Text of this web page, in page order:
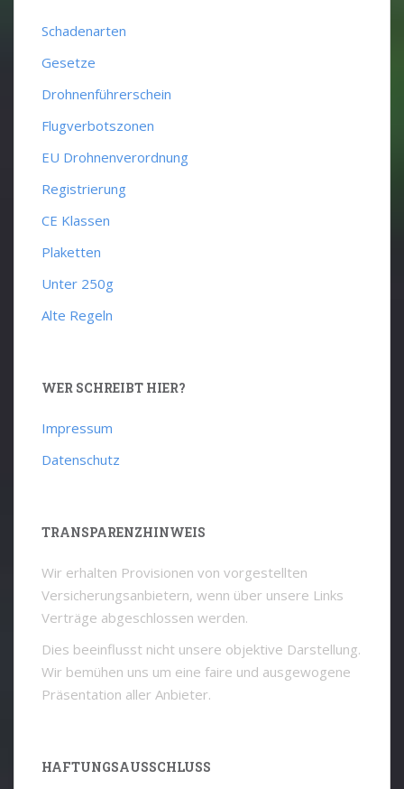
Schadenarten
Gesetze
Drohnenführerschein
Flugverbotszonen
EU Drohnenverordnung
Registrierung
CE Klassen
Plaketten
Unter 250g
Alte Regeln
WER SCHREIBT HIER?
Impressum
Datenschutz
TRANSPARENZHINWEIS
Wir erhalten Provisionen von vorgestellten
Versicherungsanbietern, wenn über unsere Links
Verträge abgeschlossen werden.
Dies beeinflusst nicht unsere objektive Darstellung.
Wir bemühen uns um eine faire und ausgewogene
Präsentation aller Anbieter.
HAFTUNGSAUSSCHLUSS